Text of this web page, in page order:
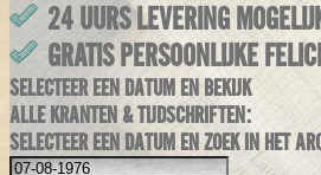
24 UURS LEVERING
GRATIS PERSOONLIJKE
SELECTEER EEN DATUM EN BEKIJK
ALLE KRANTEN & TIJDSCHRIFTEN:
SELECTEER EEN DATUM EN ZOEK IN HET